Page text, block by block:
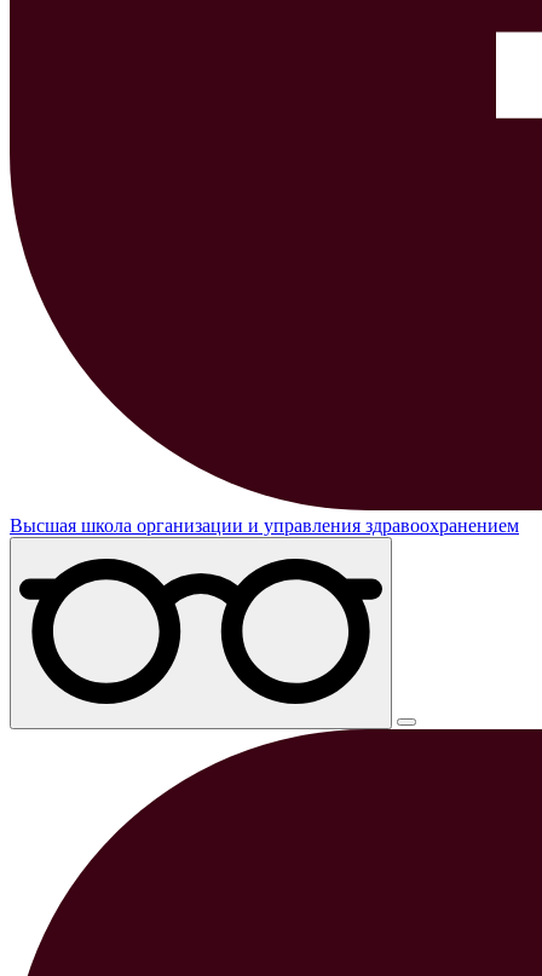
Высшая школа организации и управления здравоохранением